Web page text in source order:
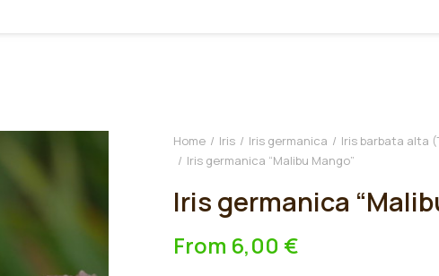
Home Iris Iris germanica
Iris barbata alta
Iris germanica “Malibu Mango”
Iris germanica
From 6,00 €